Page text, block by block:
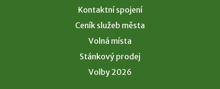
Kontaktní spojení
Ceník služeb města
Volná místa
Stánkový prodej
Volby 2026